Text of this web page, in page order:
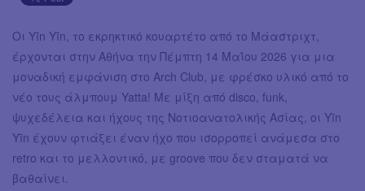
Οι Yīn Yīn, το εκρηκτικό κουαρτέτο από το Μάαστριχτ,
έρχονται στην Αθήνα την Πέμπτη 14 Μαΐου 2026 για μια
μοναδική εμφάνιση στο Arch Club, με φρέσκο υλικό από το
νέο τους άλμπουμ Yatta! Με μίξη από disco, funk,
ψυχεδέλεια και ήχους της Νοτιοανατολικής Ασίας, οι Yīn
Yīn έχουν φτιάξει έναν ήχο που ισορροπεί ανάμεσα στο
retro και το μελλοντικό, με groove που δεν σταματά να
βαθαίνει.